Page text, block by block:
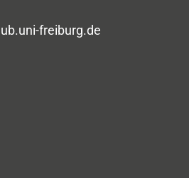
freiburg.de